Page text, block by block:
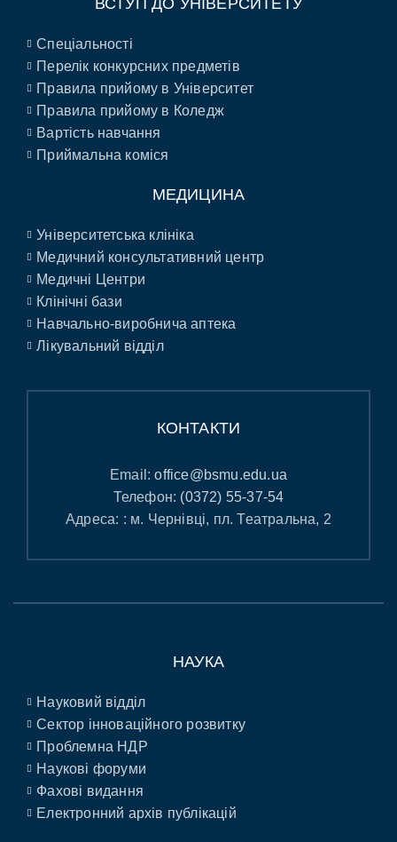
Спеціальності
Перелік конкурсних предметів
Правила прийому в Університет
Правила прийому в Коледж
Вартість навчання
Приймальна коміся
МЕДИЦИНА
Університетська клініка
Медичний консультативний центр
Медичні Центри
Клінічні бази
Навчально-виробнича аптека
Лікувальний відділ
КОНТАКТИ
Email:office@bsmu.edu.ua
Телефон: (0372) 55-37-54
Адреса: : м. Чернівці, пл. Театральна, 2
НАУКА
Науковий відділ
Сектор інноваційного розвитку
Проблемна НДР
Наукові форуми
Фахові видання
Електронний архів публікацій